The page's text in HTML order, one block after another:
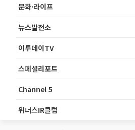
문화·라이프
뉴스발전소
이투데이TV
스페셜리포트
Channel 5
위너스IR클럽